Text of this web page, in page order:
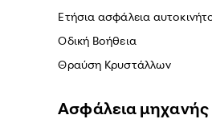
Ετήσια ασφάλεια
Οδική Βοήθεια
Θραύση Κρυστάλλων
Ασφάλεια μηχανής